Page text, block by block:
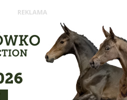
REKLAMA